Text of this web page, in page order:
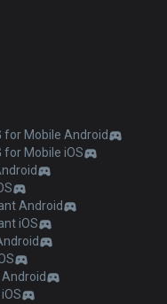
for Mobile Android
for Mobile iOS
Android
iOS
Android